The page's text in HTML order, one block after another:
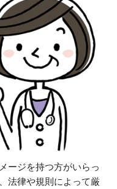
ージを持つ方がいらっ
法律や規則によって厳